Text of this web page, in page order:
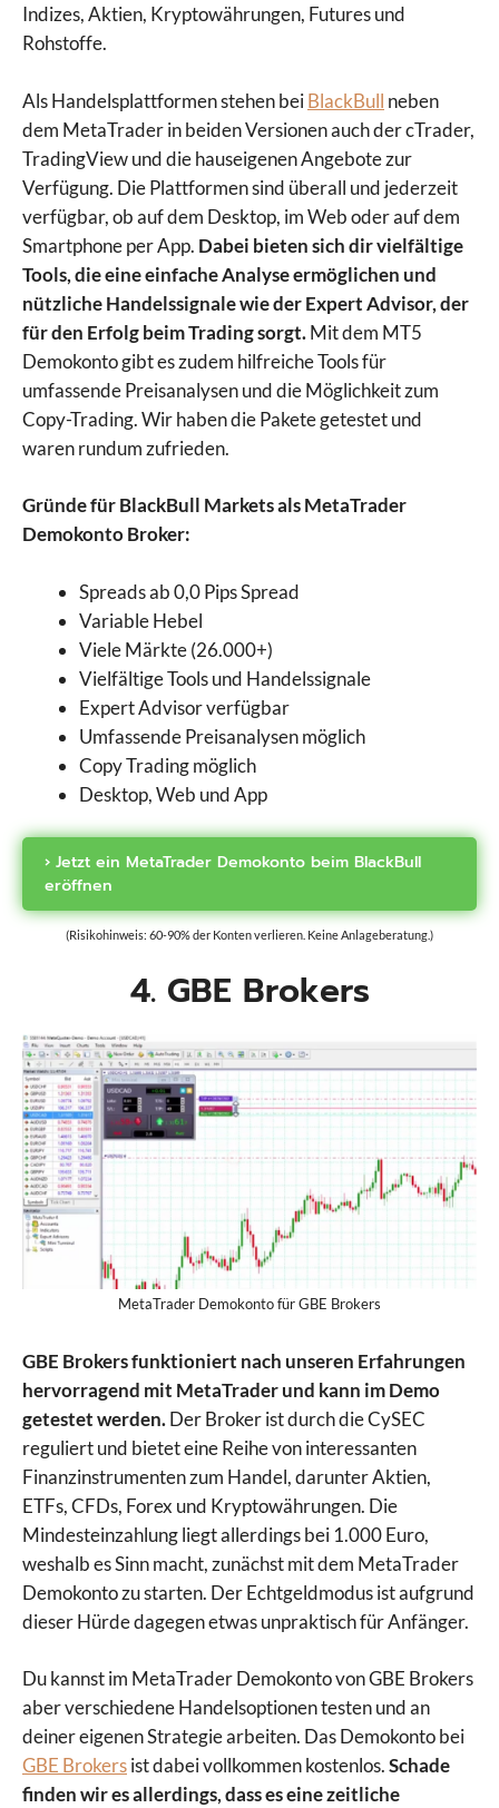
Indizes, Aktien, Kryptowährungen, Futures und
Rohstoffe.
Als Handelsplattformen stehen beiBlackBull neben
dem MetaTrader in beiden Versionen auch der cTrader,
TradingView und die hauseigenen Angebote zur
Verfügung. Die Plattformen sind überall und jederzeit
verfügbar, ob auf dem Desktop, im Web oder auf dem
Smartphone per App. Dabei bieten sich dir vielfältige
Tools, die eine einfache Analyse ermöglichen und
nützliche Handelssignale wie der Expert Advisor, der
für den Erfolg beim Trading sorgt.Mit dem MT5
Demokonto gibt es zudem hilfreiche Tools für
umfassende Preisanalysen und die Möglichkeit zum
Copy-Trading. Wir haben die Pakete getestet und
waren rundum zufrieden.
Gründe für BlackBull Markets als MetaTrader
Demokonto Broker:
Spreads ab 0,0 Pips Spread
Variable Hebel
Viele Märkte (26.000+)
Vielfältige Tools und Handelssignale
Expert Advisor verfügbar
Umfassende Preisanalysen möglich
Copy Trading möglich
Desktop, Web und App
› Jetzt ein MetaTrader Demokonto beim BlackBull
eröffnen
(Risikohinweis: 60-90% der Konten verlieren. Keine Anlageberatung.)
4. GBE Brokers
MetaTrader Demokonto für GBE Brokers
GBE Brokers funktioniert nach unseren Erfahrungen
hervorragend mit MetaTrader und kann im Demo
getestet werden.Der Broker ist durch die CySEC
reguliert und bietet eine Reihe von interessanten
Finanzinstrumenten zum Handel, darunter Aktien,
ETFs, CFDs, Forex und Kryptowährungen. Die
Mindesteinzahlung liegt allerdings bei 1.000 Euro,
weshalb es Sinn macht, zunächst mit dem MetaTrader
Demokonto zu starten. Der Echtgeldmodus ist aufgrund
dieser Hürde dagegen etwas unpraktisch für Anfänger.
Du kannst im MetaTrader Demokonto von GBE Brokers
aber verschiedene Handelsoptionen testen und an
deiner eigenen Strategie arbeiten. Das Demokonto bei
GBE Brokersist dabei vollkommen kostenlos.Schade
finden wir es allerdings, dass es eine zeitliche